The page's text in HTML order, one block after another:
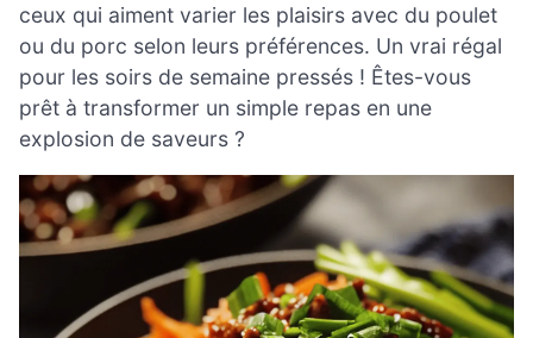
ceux qui aiment varier les plaisirs avec du poulet
ou du porc selon leurs préférences. Un vrai régal
pour les soirs de semaine pressés ! Êtes-vous
prêt à transformer un simple repas en une
explosion de saveurs ?